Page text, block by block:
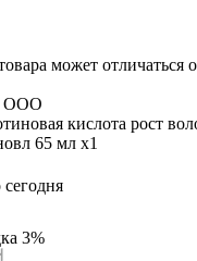
может отличаться
ООО
кислота рост
65 мл x1
3%